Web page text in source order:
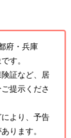
府・兵庫
す。
険証など、居
提示くださ
により、予告
ります。